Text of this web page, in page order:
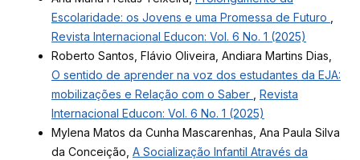
Escolaridade: os Jovens e uma Promessa de Futuro
Revista Internacional Educon: Vol. 6 No. 1 (2025)
Roberto Santos, Flávio Oliveira, Andiara Martins Dias,
O sentido de aprender na voz dos estudantes da EJA:
mobilizações e Relação com o Saber
Revista
Internacional Educon: Vol. 6 No. 1 (2025)
Mylena Matos da Cunha Mascarenhas, Ana Paula Silva
da Conceição, A Socialização Infantil Através da